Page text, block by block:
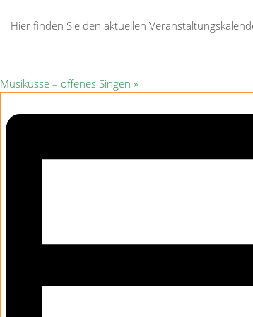
Hier finden Sie den aktuellen
Musiküsse – offenes Singen »